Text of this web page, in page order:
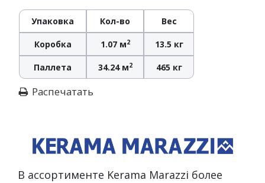
Упаковка Кол-во Вес
Коробка 1.07 м2 13.5 кг
Паллета 34.24 м2 465 кг
Распечатать
В ассортименте Kerama Marazzi более